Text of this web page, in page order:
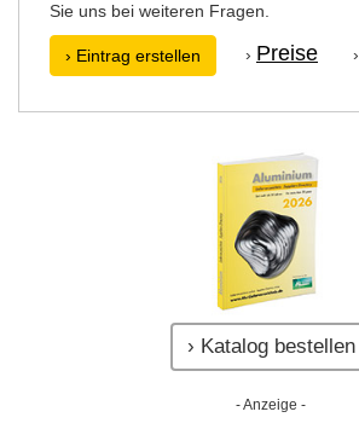
Sie uns bei weiteren Fragen.
› Eintrag erstellen › Preise ›
› Katalog bestellen
- Anzeige -